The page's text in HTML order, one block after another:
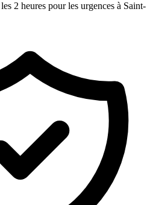
2 heures pour les urgences à Saint-